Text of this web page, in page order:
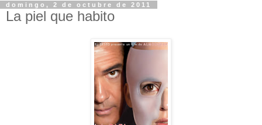
domingo, 2 de octubre de 2011
La piel que habito